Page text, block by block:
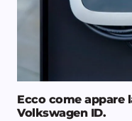
Ecco come appare
Volkswagen ID.